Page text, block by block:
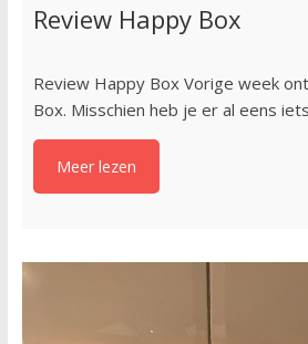
Review Happy Box
Review Happy Box Vorige week
Box. Misschien heb je er al eens
Meer lezen